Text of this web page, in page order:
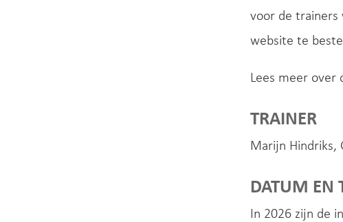
voor de trainers
website te
Lees meer over
TRAINER
Marijn Hindriks,
DATUM EN
In 2026 zijn de